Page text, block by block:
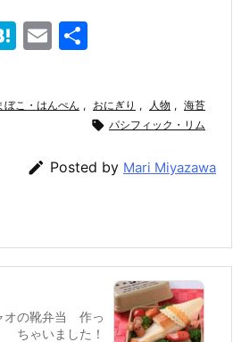
H
e
n
E
ai
l
ぼこ・はんぺん , おにぎり , 人物 , 海苔
 パシフィック・リム
 Posted by Mari Miyazawa
オの靴弁当 作っ
ちゃいました！